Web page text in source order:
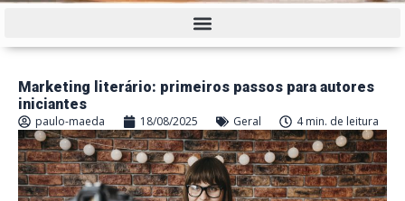
Marketing literário: primeiros passos para autores
iniciantes
paulo-maeda 18/08/2025 Geral 4 min. de leitura